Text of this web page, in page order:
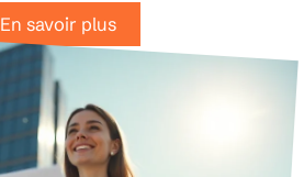
En savoir plus